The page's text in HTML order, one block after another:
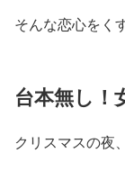
そんな恋心をく
台本無し！
クリスマスの夜